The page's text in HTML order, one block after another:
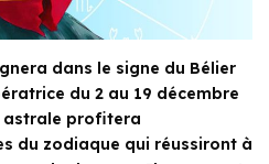
dans le signe du Bélier
du 2 au 19 décembre
astrale profitera
du zodiaque qui réussiront à